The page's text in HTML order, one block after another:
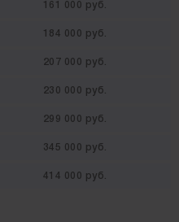
161 000 руб.
184 000 руб.
207 000 руб.
230 000 руб.
299 000 руб.
345 000 руб.
414 000 руб.